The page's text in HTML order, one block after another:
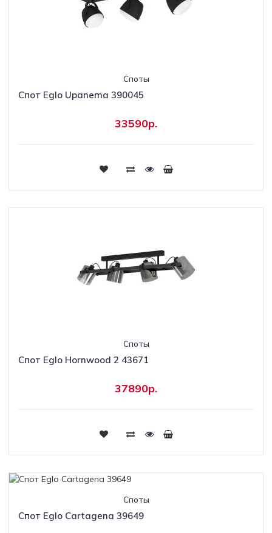
Споты
Спот Eglo Upanema 390045
33590р.
Споты
Спот Eglo Hornwood 2 43671
37890р.
Споты
Спот Eglo Cartagena 39649